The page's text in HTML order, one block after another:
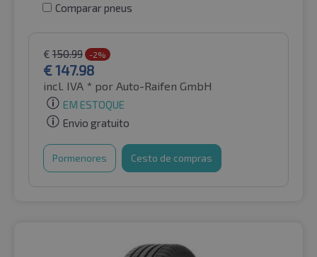
Comparar pneus
€ 150.99 -2%
€147.98
incl. IVA * por Auto-Raifen GmbH
EM ESTOQUE
Envio gratuito
Pormenores Cesto de compras